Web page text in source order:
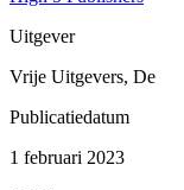
Uitgever
Vrije Uitgevers, De
Publicatiedatum
1 februari 2023